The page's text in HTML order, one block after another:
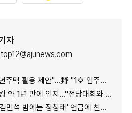
자
택 활용 제안"…野 "1호 입주하라"
1년 만에 인지…"전당대회와 무관"
는 정청래' 언급에 친명계 반발…"한심한 수준"